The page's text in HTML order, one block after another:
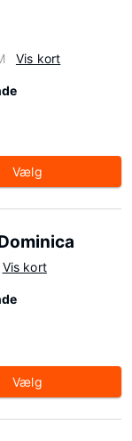
Vis kort
Vælg
Vis kort
Vælg